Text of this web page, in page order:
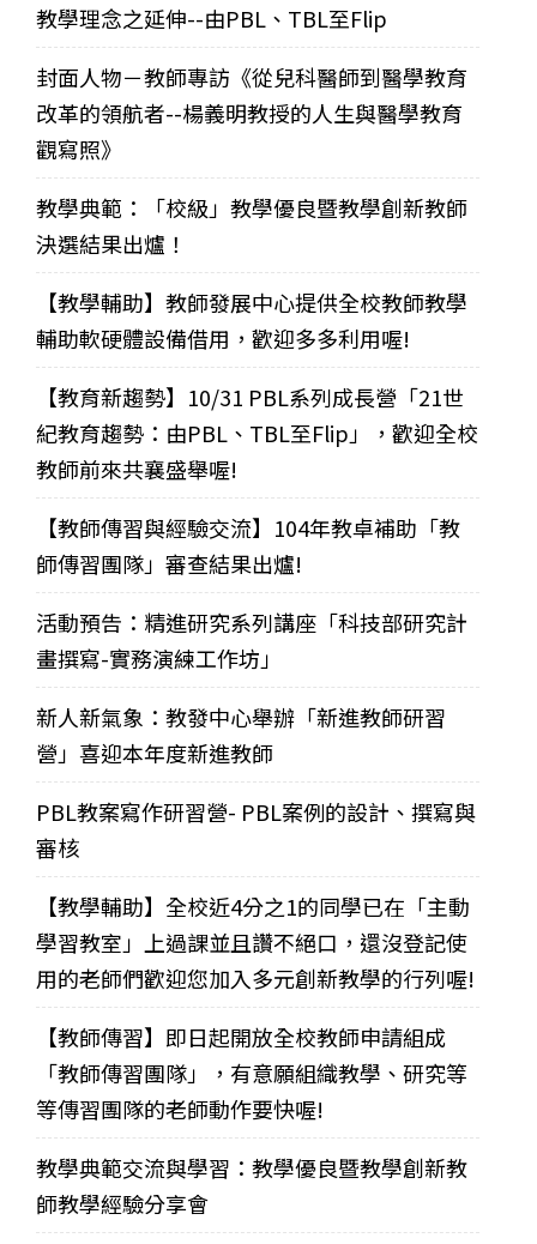
教學理念之延伸--由PBL、TBL至Flip
封面人物－教師專訪《從兒科醫師到醫學教育
改革的領航者--楊義明教授的人生與醫學教育
觀寫照》
教學典範：「校級」教學優良暨教學創新教師
決選結果出爐！
【教學輔助】教師發展中心提供全校教師教學
輔助軟硬體設備借用，歡迎多多利用喔!
【教育新趨勢】10/31 PBL系列成長營「21世
紀教育趨勢：由PBL、TBL至Flip」，歡迎全校
教師前來共襄盛舉喔!
【教師傳習與經驗交流】104年教卓補助「教
師傳習團隊」審查結果出爐!
活動預告：精進研究系列講座「科技部研究計
畫撰寫-實務演練工作坊」
新人新氣象：教發中心舉辦「新進教師研習
營」喜迎本年度新進教師
PBL教案寫作研習營- PBL案例的設計、撰寫與
審核
【教學輔助】全校近4分之1的同學已在「主動
學習教室」上過課並且讚不絕口，還沒登記使
用的老師們歡迎您加入多元創新教學的行列喔!
【教師傳習】即日起開放全校教師申請組成
「教師傳習團隊」，有意願組織教學、研究等
等傳習團隊的老師動作要快喔!
教學典範交流與學習：教學優良暨教學創新教
師教學經驗分享會